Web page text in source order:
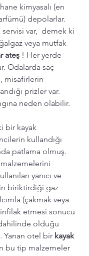
kimyasalı (en
depolarlar.
servisi var,  demek ki
veya mutfak
ateş ! Her yerde
Odalarda saç
misafirlerin
prizler var.
neden olabilir.
bir kayak
kullandığı
patlama olmuş.
malzemelerini
yanıcı ve
biriktirdiği gaz
(çakmak veya
etmesi sonucu
olduğu
Yanan otel bir kayak
bu tip malzemeler